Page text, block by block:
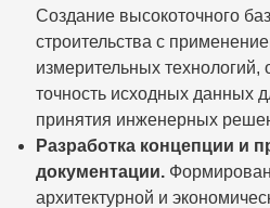
Создание высокоточного
строительства с
измерительных
точность исходных данных
принятия инженерных
Разработка концепции и
документации.
архитектурной и